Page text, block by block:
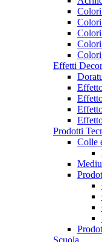
Colori
Effetti
Prodotti
Colle
Scuola